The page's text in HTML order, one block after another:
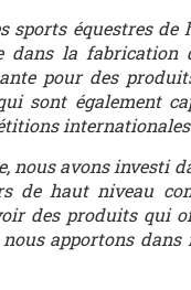
sports équestres
la fabrication
pour des
sont également
nous avons investi
de haut niveau
des produits
apportons